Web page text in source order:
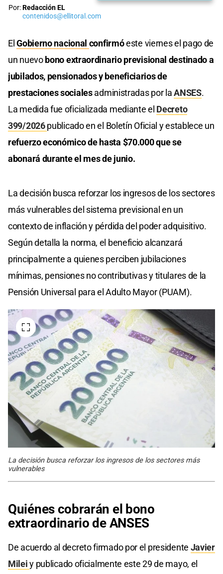
Por:Redacción EL
contenidos@ellitoral.com
ElGobierno nacional confirmóeste viernes el pago de
un nuevobono extraordinario previsional destinado a
jubilados, pensionados y beneficiarios de
prestaciones socialesadministradas por laANSES.
La medida fue oficializada mediante el Decreto
399/2026publicado en el Boletín Oficial y establece un
refuerzo económico de hasta $70.000 que se
abonará durante el mes de junio.
La decisión busca reforzar los ingresos de los sectores
más vulnerables del sistema previsional en un
contexto de inflación y pérdida del poder adquisitivo.
Según detalla la norma, el beneficio alcanzará
principalmente a quienes perciben jubilaciones
mínimas, pensiones no contributivas y titulares de la
Pensión Universal para el Adulto Mayor (PUAM).
La decisión busca reforzar los ingresos de los sectores más
vulnerables
Quiénes cobrarán el bono
extraordinario de ANSES
De acuerdo al decreto firmado por el presidente Javier
Mileiy publicado oficialmente este 29 de mayo, el